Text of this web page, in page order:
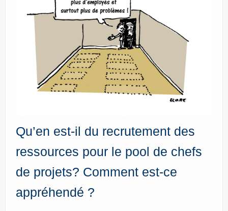
Qu’en est-il du recrutement des
ressources pour le pool de chefs
de projets? Comment est-ce
appréhendé ?